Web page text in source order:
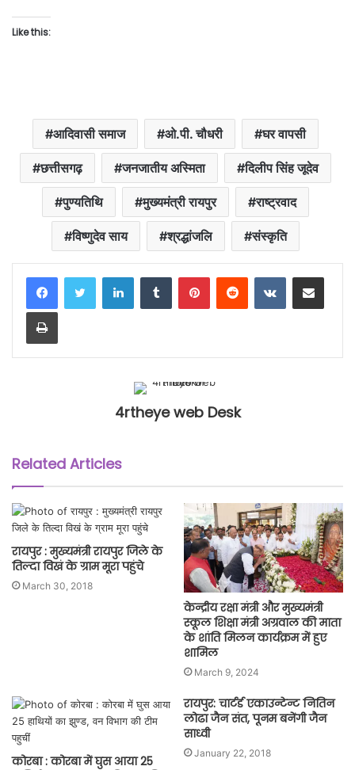
Like this:
आदिवासी समाज ओ.पी. चौधरी घर वापसी
छत्तीसगढ़ जनजातीय अस्मिता दिलीप सिंह जूदेव
पुण्यतिथि मुख्यमंत्री रायपुर राष्ट्रवाद
विष्णुदेव साय श्रद्धांजलि संस्कृति
LinkedInTumblr PinterestReddit VKontakteShare via Email
Print
4rtheye web Desk
Related Articles
रायपुर : मुख्यमंत्री रायपुर जिले के
तिल्दा विखं के ग्राम मूरा पहुंचे
March 30, 2018
केन्द्रीय रक्षा मंत्री और मुख्यमंत्री
स्कूल शिक्षा मंत्री अग्रवाल की माता
के शांति मिलन कार्यक्रम में हुए
शामिल
March 9, 2024
कोरबा : कोरबा में घुस आया 25
रायपुर: चार्टर्ड एकाउन्टेन्ट नितिन
लोढा जैन संत, पूनम बनेंगी जैन
साध्वी
January 22, 2018